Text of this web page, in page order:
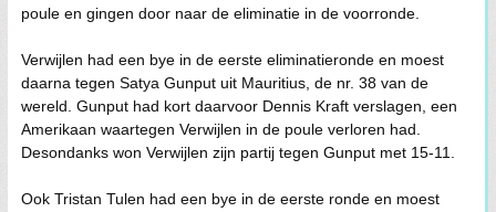
poule en gingen door naar de eliminatie in de voorronde.
Verwijlen had een bye in de eerste eliminatieronde en moest
daarna tegen Satya Gunput uit Mauritius, de nr. 38 van de
wereld. Gunput had kort daarvoor Dennis Kraft verslagen, een
Amerikaan waartegen Verwijlen in de poule verloren had.
Desondanks won Verwijlen zijn partij tegen Gunput met 15-11.
Ook Tristan Tulen had een bye in de eerste ronde en moest